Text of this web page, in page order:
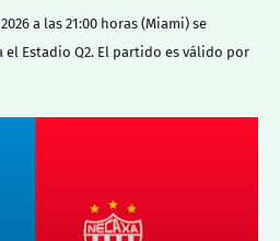
a las 21:00 horas (Miami) se
Estadio Q2. El partido es válido por